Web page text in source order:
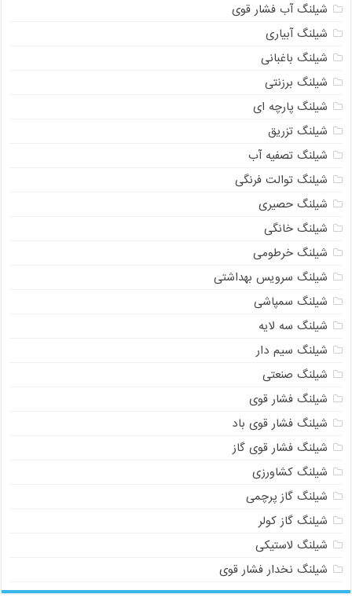
شیلنگ آب فشار قوی
شیلنگ آبیاری
شیلنگ باغبانی
شیلنگ برزنتی
شیلنگ پارچه ای
شیلنگ تزریق
شیلنگ تصفیه آب
شیلنگ توالت فرنگی
شیلنگ حصیری
شیلنگ خانگی
شیلنگ خرطومی
شیلنگ سرویس بهداشتی
شیلنگ سمپاشی
شیلنگ سه لایه
شیلنگ سیم دار
شیلنگ صنعتی
شیلنگ فشار قوی
شیلنگ فشار قوی باد
شیلنگ فشار قوی گاز
شیلنگ کشاورزی
شیلنگ گاز پرچمی
شیلنگ گاز کولر
شیلنگ لاستیکی
شیلنگ نخدار فشار قوی